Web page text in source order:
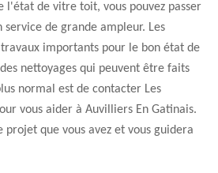
l'état de vitre toit, vous pouvez passer
de grande ampleur. Les
importants pour le bon état de
nettoyages qui peuvent être faits
normal est de contacter Les
vous aider à Auvilliers En Gatinais.
que vous avez et vous guidera